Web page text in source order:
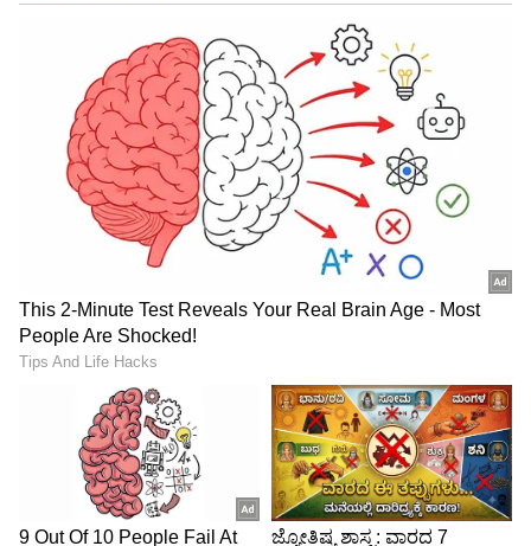
ಭಕ್ತರಿಗೆ ಸುಲಭವಾಗಿ ದರ್ಶನ ಸಿಗುವಂತೆ
ಟಿಟಿಡಿ ಮಾಡಿದ ವಿಶೇಷ ವ್ಯವಸ್ಥೆಗಳು ಹೆಚ್ಚು ಜನರು
ದೇವಸ್ಥಾನಕ್ಕೆ ಬರಲು ಕಾರಣವಾಯಿತು.
ಹೆಚ್ಚಿದ ಬೇಡಿಕೆ: ತಿರುಮಲಕ್ಕೆ ಬಂದ ಪ್ರತಿಯೊಬ್ಬ ಭಕ್ತನೂ
ಸರಾಸರಿ 3 ರಿಂದ 5 ಲಡ್ಡುಗಳನ್ನು ಖರೀದಿಸುವುದರಿಂದ
ಮಾರಾಟದ ಸಂಖ್ಯೆ ಕೋಟಿ ದಾಟಿದೆ.
5
6
Image Credit : National Geographic/Youtube